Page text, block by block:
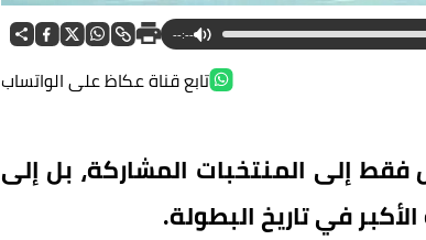
--:--
تابع قناة عكاظ على الواتساب
تتجه الأنظار ليس فقط إلى المنتخبات المشاركة، بل إلى
في تاريخ البطولة.